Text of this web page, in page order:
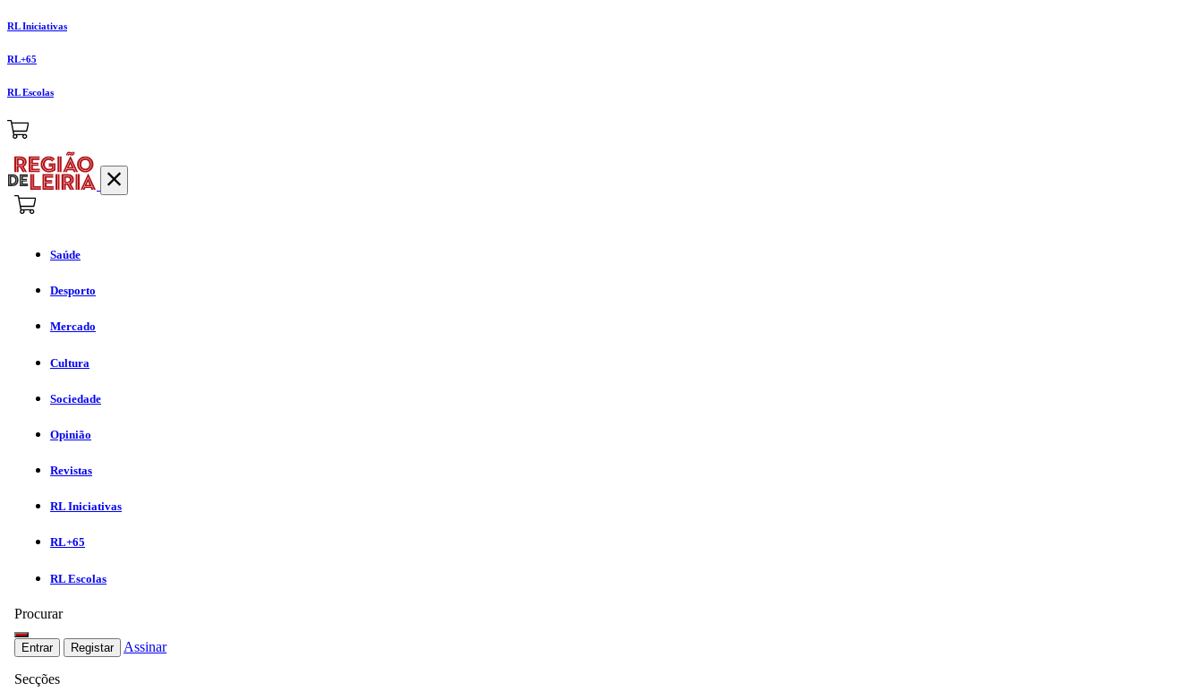
RL Iniciativas
RL+65
RL Escolas
Saúde
Desporto
Mercado
Cultura
Sociedade
Opinião
Revistas
RL Iniciativas
RL+65
RL Escolas
Procurar
Entrar Registar Assinar
Secções